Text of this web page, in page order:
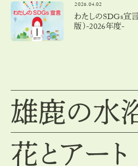
2026.04.02
わたしのSDGs宣
版）-2026年度-
雄鹿の水